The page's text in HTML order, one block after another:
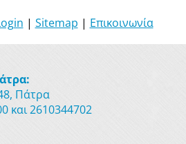
| Sitemap | Επικοινωνία
Πάτρα
και 2610344702